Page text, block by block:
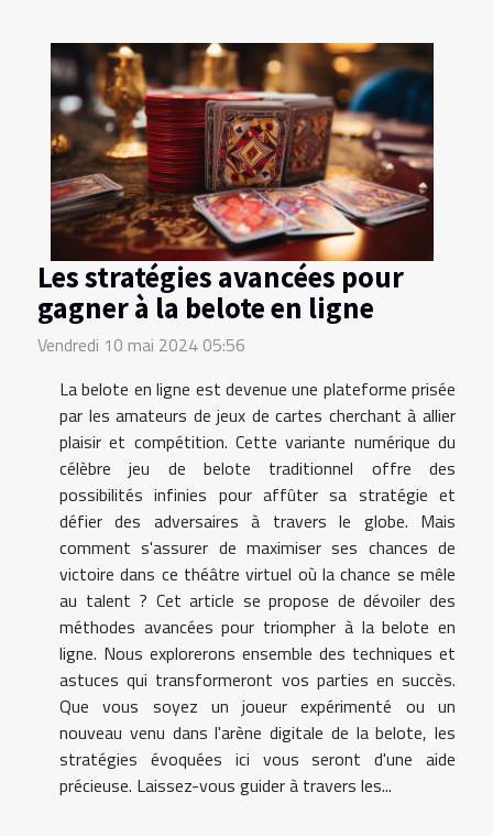
Les stratégies avancées pour
gagner à la belote en ligne
Vendredi 10 mai 2024 05:56
La belote en ligne est devenue une plateforme prisée
par les amateurs de jeux de cartes cherchant à allier
plaisir et compétition. Cette variante numérique du
célèbre jeu de belote traditionnel offre des
possibilités infinies pour affûter sa stratégie et
défier des adversaires à travers le globe. Mais
comment s'assurer de maximiser ses chances de
victoire dans ce théâtre virtuel où la chance se mêle
au talent ? Cet article se propose de dévoiler des
méthodes avancées pour triompher à la belote en
ligne. Nous explorerons ensemble des techniques et
astuces qui transformeront vos parties en succès.
Que vous soyez un joueur expérimenté ou un
nouveau venu dans l'arène digitale de la belote, les
stratégies évoquées ici vous seront d'une aide
précieuse. Laissez-vous guider à travers les...